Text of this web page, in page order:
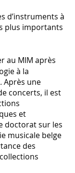
d’instruments à
plus importants
au MIM après
à la
Après une
concerts, il est
et
doctorat sur les
musicale belge
des